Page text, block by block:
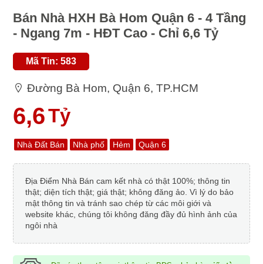
Bán Nhà HXH Bà Hom Quận 6 - 4 Tầng
- Ngang 7m - HĐT Cao - Chỉ 6,6 Tỷ
Mã Tin: 583
Đường Bà Hom, Quận 6, TP.HCM
6,6Tỷ
Nhà Đất Bán Nhà phố Hẻm Quận 6
Địa Điểm Nhà Bán cam kết nhà có thật 100%; thông tin
thật; diện tích thật; giá thật; không đăng ảo. Vì lý do bảo
mật thông tin và tránh sao chép từ các môi giới và
website khác, chúng tôi không đăng đầy đủ hình ảnh của
ngôi nhà